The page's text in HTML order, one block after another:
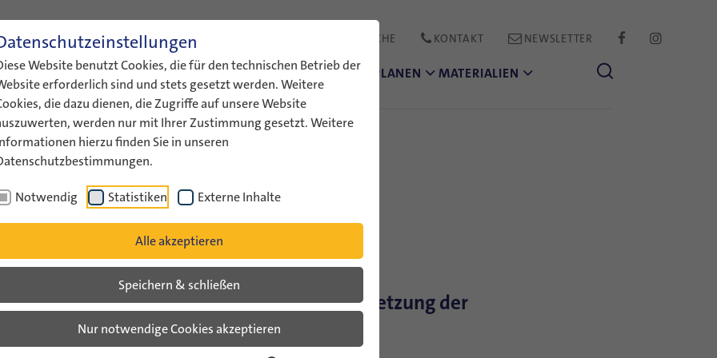
Website benutzt Cookies, die für den technischen Betrieb der
erforderlich sind und stets gesetzt werden. Weitere
die dazu dienen, die Zugriffe auf unsere Website
werden nur mit Ihrer Zustimmung gesetzt. Weitere
hierzu finden Sie in unseren
Notwendig Statistiken Externe Inhalte
Alle akzeptieren
Speichern & schließen
Nur notwendige Cookies akzeptieren
ENGLISH LEICHTE SPRACHE GEBÄRDENSPRACHE KONTAKT NEWSLETTER FACEBOOK
ÜBER UNS AKTUELLES FÖRDERUNG AUSTAUSCH PLANEN MATERIALIEN
nach Israel - jetzt?" Seminar zur Vernetzung der
junger Deutscher in Israel